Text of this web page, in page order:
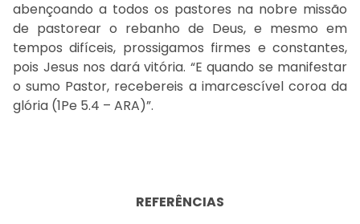
abençoando a todos os pastores na nobre missão
de pastorear o rebanho de Deus, e mesmo em
tempos difíceis, prossigamos firmes e constantes,
pois Jesus nos dará vitória. “E quando se manifestar
o sumo Pastor, recebereis a imarcescível coroa da
glória (1Pe 5.4 – ARA)”.
REFERÊNCIAS